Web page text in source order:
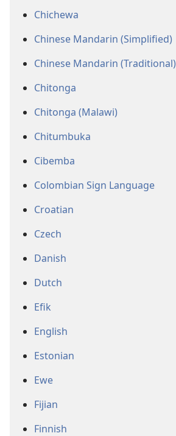
Chichewa
Chinese Mandarin (Simplified)
Chinese Mandarin (Traditional)
Chitonga
Chitonga (Malawi)
Chitumbuka
Cibemba
Colombian Sign Language
Croatian
Czech
Danish
Dutch
Efik
English
Estonian
Ewe
Fijian
Finnish